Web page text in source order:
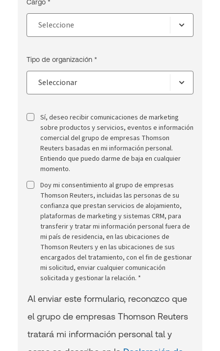
Cargo *
Tipo de organización *
Sí, deseo recibir comunicaciones de marketing
sobre productos y servicios, eventos e información
comercial del grupo de empresas Thomson
Reuters basadas en mi información personal.
Entiendo que puedo darme de baja en cualquier
momento.
Doy mi consentimiento al grupo de empresas
Thomson Reuters, incluidas las personas de su
confianza que prestan servicios de alojamiento,
plataformas de marketing y sistemas CRM, para
transferir y tratar mi información personal fuera de
mi país de residencia, en las ubicaciones de
Thomson Reuters y en las ubicaciones de sus
encargados del tratamiento, con el fin de gestionar
mi solicitud, enviar cualquier comunicación
solicitada y gestionar la relación. *
Al enviar este formulario, reconozco que
el grupo de empresas Thomson Reuters
tratará mi información personal tal y